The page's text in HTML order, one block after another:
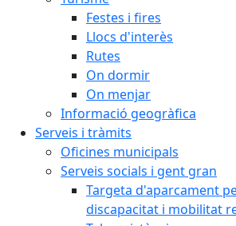
Festes i fires
Llocs d'interès
Rutes
On dormir
On menjar
Informació geogràfica
Serveis i tràmits
Oficines municipals
Serveis socials i gent gran
Targeta d'aparcament
discapacitat i mobilitat